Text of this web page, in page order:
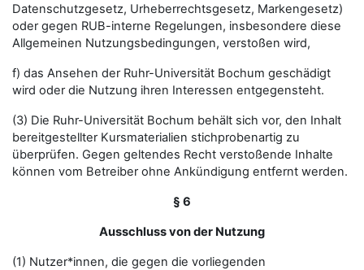
Datenschutzgesetz, Urheberrechtsgesetz, Markengesetz)
oder gegen RUB-interne Regelungen, insbesondere diese
Allgemeinen Nutzungsbedingungen, verstoßen wird,
f) das Ansehen der Ruhr-Universität Bochum geschädigt
wird oder die Nutzung ihren Interessen entgegensteht.
(3) Die Ruhr-Universität Bochum behält sich vor, den Inhalt
bereitgestellter Kursmaterialien stichprobenartig zu
überprüfen. Gegen geltendes Recht verstoßende Inhalte
können vom Betreiber ohne Ankündigung entfernt werden.
§ 6
Ausschluss von der Nutzung
(1) Nutzer*innen, die gegen die vorliegenden